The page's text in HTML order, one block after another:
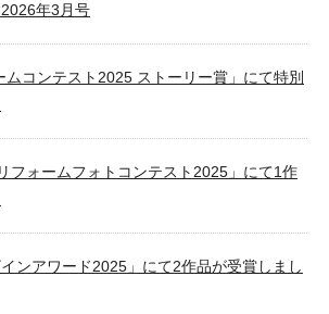
年3月号
ムコンテスト2025 ストーリー賞」にて特別
フォームフォトコンテスト2025」にて1作
インアワード2025」にて2作品が受賞しまし